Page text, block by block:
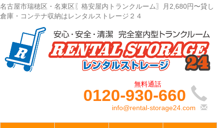
名古屋市瑞穂区・名東区〖格安屋内トランクルーム〗月2,680円〜貸し
倉庫・コンテナ収納はレンタルストレージ２４
0120-930-660
info@rental-storage24.com